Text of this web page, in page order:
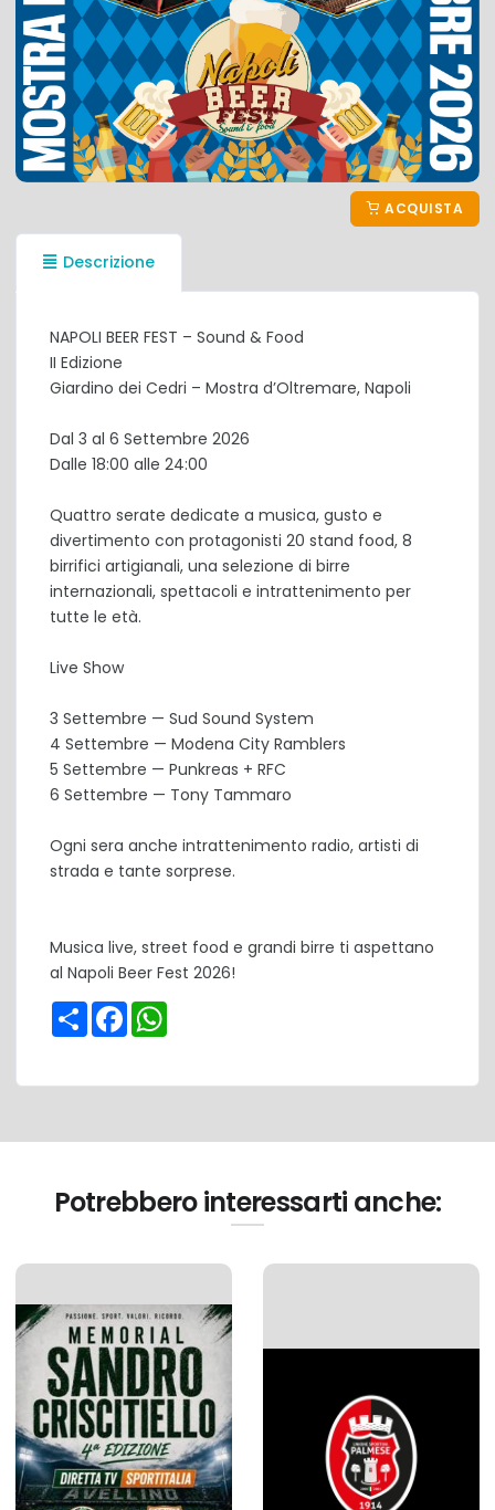
ACQUISTA
Descrizione
NAPOLI BEER FEST – Sound & Food
II Edizione
Giardino dei Cedri – Mostra d’Oltremare, Napoli
Dal 3 al 6 Settembre 2026
Dalle 18:00 alle 24:00
Quattro serate dedicate a musica, gusto e
divertimento con protagonisti 20 stand food, 8
birrifici artigianali, una selezione di birre
internazionali, spettacoli e intrattenimento per
tutte le età.
Live Show
3 Settembre — Sud Sound System
4 Settembre — Modena City Ramblers
5 Settembre — Punkreas + RFC
6 Settembre — Tony Tammaro
Ogni sera anche intrattenimento radio, artisti di
strada e tante sorprese.
Musica live, street food e grandi birre ti aspettano
al Napoli Beer Fest 2026!
Share Facebook
Potrebbero interessarti anche: